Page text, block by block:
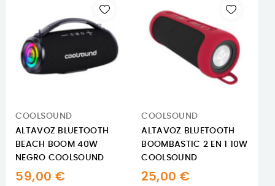
COOLSOUND
ALTAVOZ BLUETOOTH
BEACH BOOM 40W
NEGRO COOLSOUND
59,00 €
COOLSOUND
ALTAVOZ BLUETOOTH
BOOMBASTIC 2 EN 1 10W
COOLSOUND
25,00 €